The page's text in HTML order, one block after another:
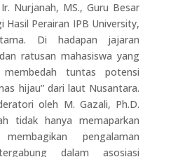
Nurjanah, MS., Guru Besar
Perairan IPB University,
Di hadapan jajaran
ratusan mahasiswa yang
tuntas potensi
hijau” dari laut Nusantara.
oleh M. Gazali, Ph.D.
tidak hanya memaparkan
pengalaman
dalam asosiasi